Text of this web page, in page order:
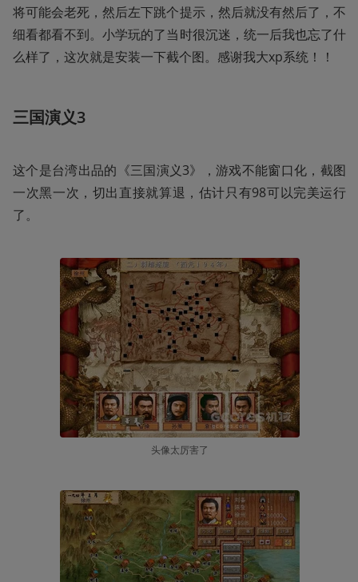
将可能会老死，然后左下跳个提示，然后就没有然后了，不
细看都看不到。小学玩的了当时很沉迷，统一后我也忘了什
么样了，这次就是安装一下截个图。感谢我大xp系统！！
三国演义3
这个是台湾出品的《三国演义3》，游戏不能窗口化，截图
一次黑一次，切出直接就算退，估计只有98可以完美运行
了。
头像太厉害了